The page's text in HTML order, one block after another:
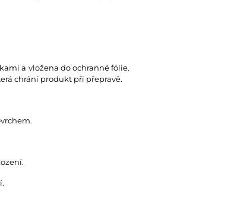
a vložena do ochranné fólie.
chrání produkt při přepravě.